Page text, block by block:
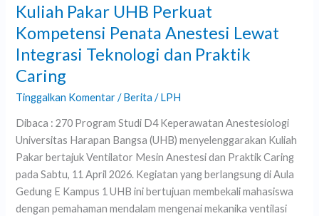
Kuliah Pakar UHB Perkuat
Kompetensi Penata Anestesi Lewat
Integrasi Teknologi dan Praktik
Caring
Tinggalkan Komentar /Berita /LPH
Dibaca : 270 Program Studi D4 Keperawatan Anestesiologi
Universitas Harapan Bangsa (UHB) menyelenggarakan Kuliah
Pakar bertajuk Ventilator Mesin Anestesi dan Praktik Caring
pada Sabtu, 11 April 2026. Kegiatan yang berlangsung di Aula
Gedung E Kampus 1 UHB ini bertujuan membekali mahasiswa
dengan pemahaman mendalam mengenai mekanika ventilasi
UHB
Perkuat
Kompetensi
Penata
Anestesi
Lewat
Teknologi
dan
Praktik
Caring